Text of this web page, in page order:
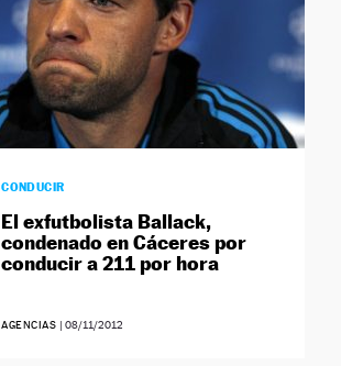
CONDUCIR
El exfutbolista Ballack,
condenado en Cáceres por
conducir a 211 por hora
AGENCIAS | 08/11/2012